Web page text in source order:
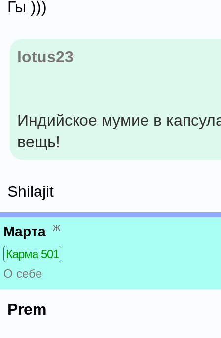
Гы )))
lotus23
Индийское мумие в
вещь!
Shilajit
Марта ж
Карма 501
О себе
Prem